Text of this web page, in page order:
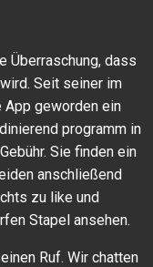
Überraschung, dass
Seit seiner im
geworden ein
programm in
Sie finden ein
anschließend
zu like und
Stapel ansehen.
Ruf. Wir chatten